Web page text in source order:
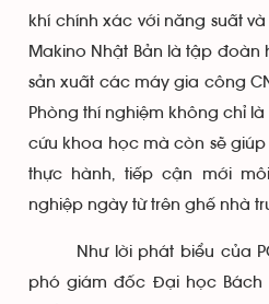
khí chính xác với năng suất
Makino Nhật Bản là tập đoàn
sản xuất các máy gia công
Phòng thí nghiệm không chỉ
cứu khoa học mà còn sẽ
thực hành, tiếp cận mới
nghiệp ngày từ trên ghế nhà
Như lời phát biểu của
phó giám đốc Đại học Bách